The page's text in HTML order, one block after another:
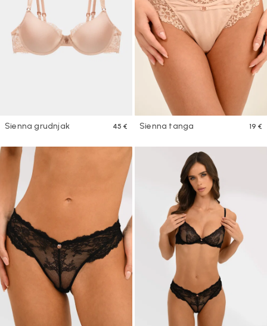
Sienna grudnjak 45 € Sienna tanga 19 €